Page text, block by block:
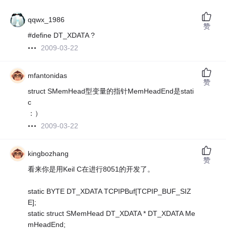
qqwx_1986
#define DT_XDATA ?
2009-03-22
赞
mfantonidas
struct SMemHead型变量的指针MemHeadEnd是stati
c
：）
2009-03-22
赞
kingbozhang
看来你是用Keil C在进行8051的开发了。
static BYTE DT_XDATA TCPIPBuf[TCPIP_BUF_SIZ
E];
static struct SMemHead DT_XDATA * DT_XDATA Me
mHeadEnd;
赞